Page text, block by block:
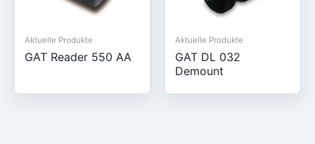
Aktuelle Produkte
GAT Reader 550 AA
Aktuelle Produkte
GAT DL 032
Demount